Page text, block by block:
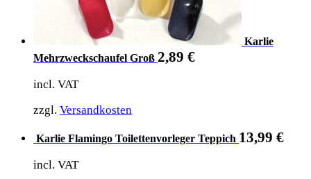
Karlie
Mehrzweckschaufel Groß 2,89 €
incl. VAT
zzgl. Versandkosten
Karlie Flamingo Toilettenvorleger Teppich 13,99 €
incl. VAT